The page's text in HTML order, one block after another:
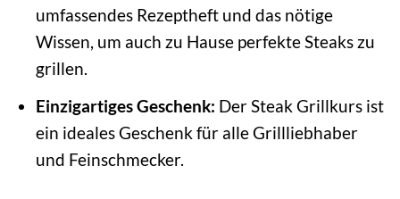
umfassendes Rezeptheft und das nötige
Wissen, um auch zu Hause perfekte Steaks zu
grillen.
Einzigartiges Geschenk: Der Steak Grillkurs ist
ein ideales Geschenk für alle Grillliebhaber
und Feinschmecker.